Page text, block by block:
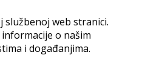
službenoj web stranici.
o našim
i događanjima.